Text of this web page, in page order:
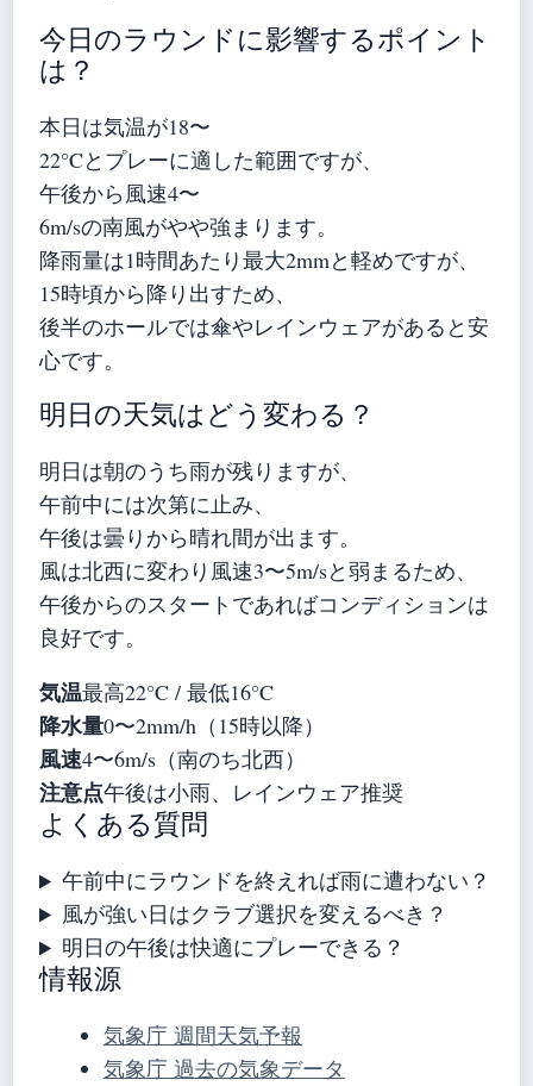
今日のラウンドに影響するポイント
は？
本日は気温が18〜
22°Cとプレーに適した範囲ですが、
午後から風速4〜
6m/sの南風がやや強まります。
降雨量は1時間あたり最大2mmと軽めですが、
15時頃から降り出すため、
後半のホールでは傘やレインウェアがあると安
心です。
明日の天気はどう変わる？
明日は朝のうち雨が残りますが、
午前中には次第に止み、
午後は曇りから晴れ間が出ます。
風は北西に変わり風速3〜5m/sと弱まるため、
午後からのスタートであればコンディションは
良好です。
気温最高22°C / 最低16°C
降水量0〜2mm/h（15時以降）
風速4〜6m/s（南のち北西）
注意点午後は小雨、レインウェア推奨
よくある質問
午前中にラウンドを終えれば雨に遭わない？
風が強い日はクラブ選択を変えるべき？
明日の午後は快適にプレーできる？
情報源
気象庁 週間天気予報
気象庁 過去の気象データ